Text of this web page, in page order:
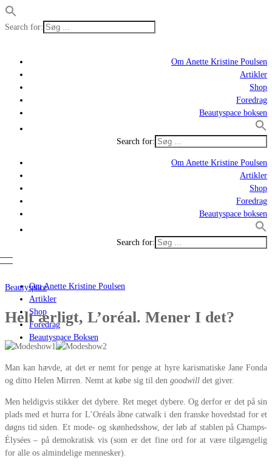
Search for:
Om Anette Kristine Poulsen
Artikler
Shop
Foredrag
Beautyspace boksen
Search for:
Om Anette Kristine Poulsen
Artikler
Shop
Foredrag
Beautyspace boksen
Search for:
Om Anette Kristine Poulsen
Artikler
Shop
Foredrag
Beautyspace Boksen
Beautyspace
Helt ærligt, L’oréal. Mener I det?
Man kan hævde, at det er nemt for penge at hyre karismatiske Jane Fonda
og ditto Helen Mirren. Nemt at købe sig til den goodwill det giver.
Men heldigvis stikker det dybere. Ret meget dybere. Og derfor er det på sin
plads med et hurra for L’Oréals åbne catwalk i den franske hovedstad for et
døgns tid siden. Et mode- og skønhedsshow, der løb af stablen på Champs-
Élysées – på demokratisk vis (som er det fine ord for at være tilgængelig
for alle os almindelige mennesker).